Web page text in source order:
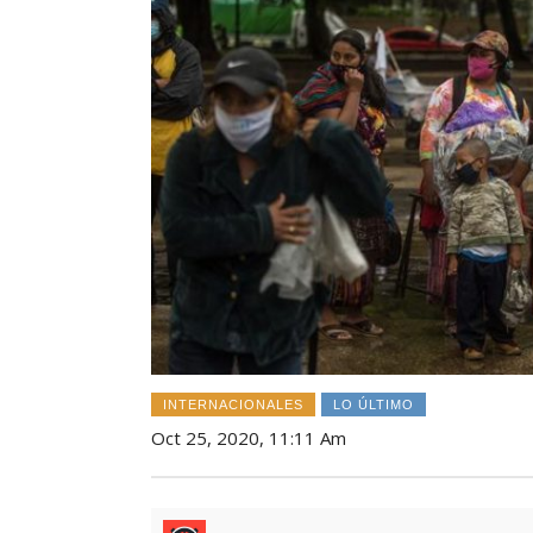
INTERNACIONALES LO ÚLTIMO
Oct 25, 2020, 11:11 Am